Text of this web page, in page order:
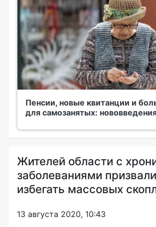
Пенсии, новые квитанции и
для самозанятых:
Жителей области с
заболеваниями призвали
избегать массовых
13 августа 2020, 10:43